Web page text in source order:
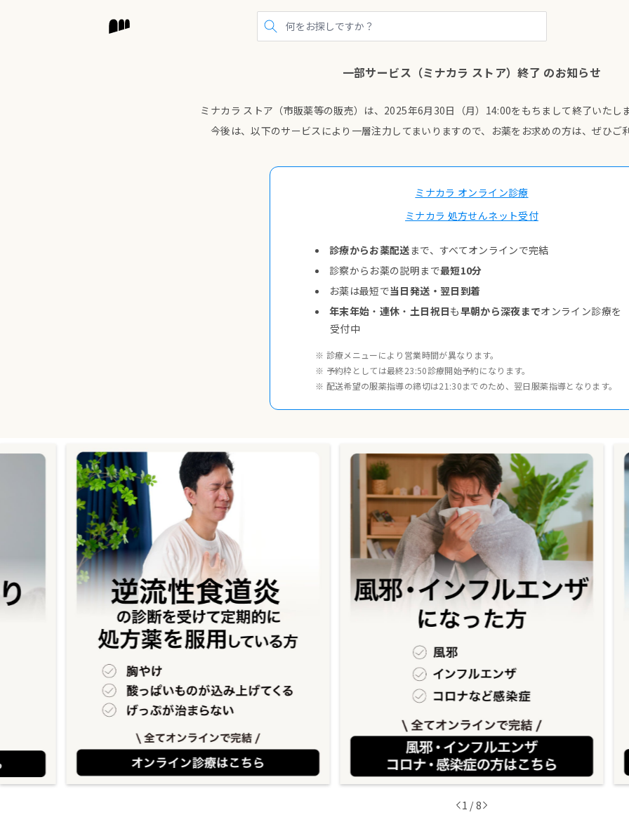
検索する
一部サービス（ミナカラ ストア）終了 のお知らせ
ミナカラ ストア（市販薬等の販売）は、2025年6月30日（月）14:00をもちまして終了いたしま
今後は、以下のサービスにより一層注力してまいりますので、お薬をお求めの方は、ぜひご
ミナカラ オンライン診療
ミナカラ 処方せんネット受付
診療からお薬配送まで、すべてオンラインで完結
診察からお薬の説明まで最短10分
お薬は最短で当日発送・翌日到着
年末年始 ・ 連休 ・ 土日祝日も早朝から深夜までオンライン診療を
受付中
※ 診療メニューにより営業時間が異なります。
※ 予約枠としては最終23:50診療開始予約になります。
※ 配送希望の服薬指導の締切は21:30までのため、翌日服薬指導となります。
1 /8